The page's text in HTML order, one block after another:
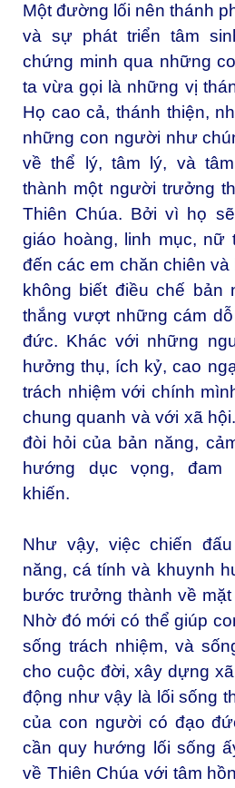
Một đường lối nên thánh
và sự phát triển tâm
chứng minh qua những
ta vừa gọi là những vị
Họ cao cả, thánh thiện,
những con người như
về thể lý, tâm lý, và
thành một người trưởng
Thiên Chúa. Bởi vì họ
giáo hoàng, linh mục, nữ
đến các em chăn chiên
không biết điều chế bản
thắng vượt những cám
đức. Khác với những
hưởng thụ, ích kỷ, cao
trách nhiệm với chính
chung quanh và với xã
đòi hỏi của bản năng,
hướng dục vọng,
khiến.
Như vậy, việc chiến
năng, cá tính và khuynh
bước trưởng thành về
Nhờ đó mới có thể giúp
sống trách nhiệm, và
cho cuộc đời, xây dựng
động như vậy là lối sống
của con người có đạo
cần quy hướng lối sống
về Thiên Chúa với tâm